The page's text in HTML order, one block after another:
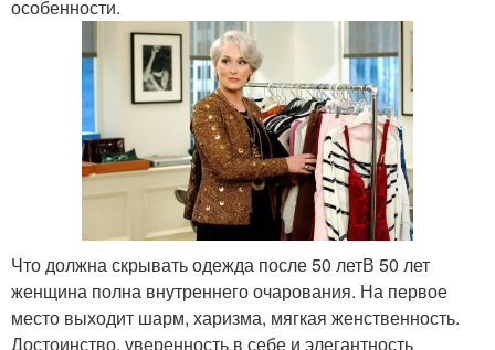
особенности.
Что должна скрывать одежда после 50 летВ 50 лет
женщина полна внутреннего очарования. На первое
место выходит шарм, харизма, мягкая женственность.
Достоинство, уверенность в себе и элегантность